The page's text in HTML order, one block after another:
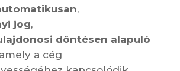
,
jog,
döntésen alapuló
a cég